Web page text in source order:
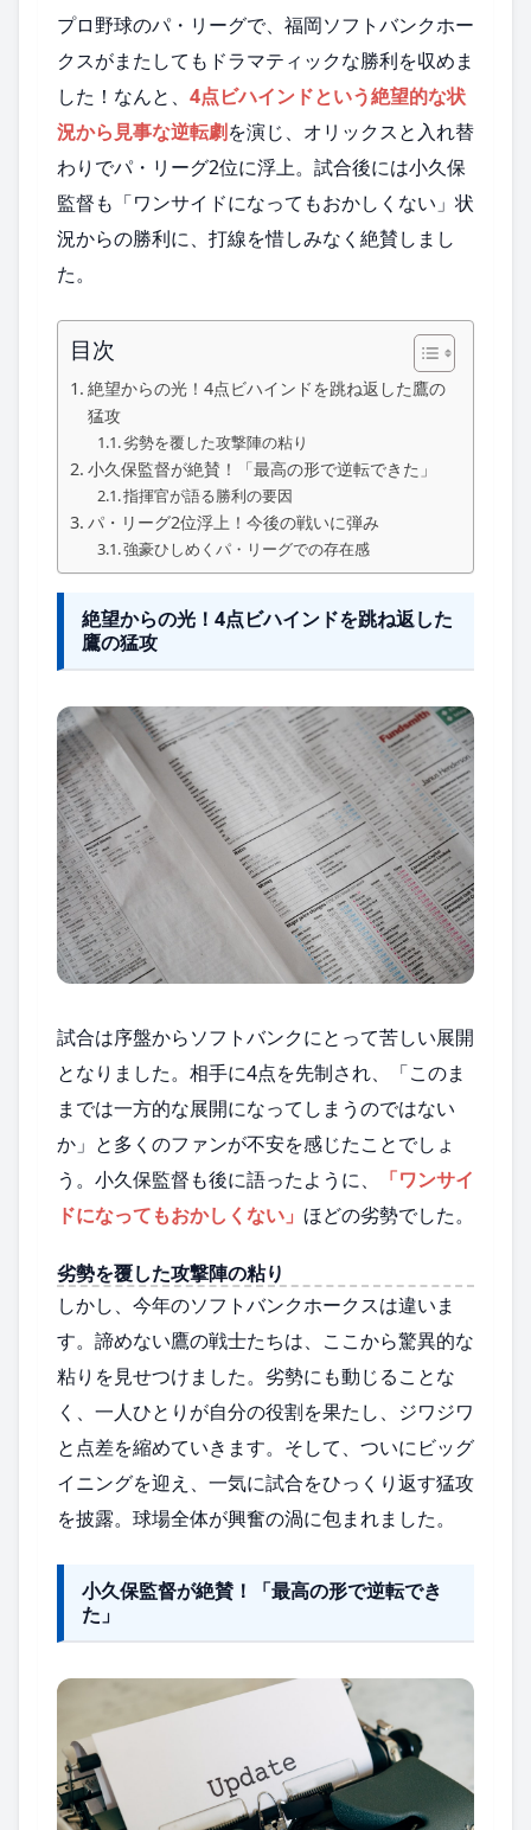
プロ野球のパ・リーグで、福岡ソフトバンクホー
クスがまたしてもドラマティックな勝利を収めま
した！なんと、 4点ビハインドという絶望的な状
況から見事な逆転劇を演じ、オリックスと入れ替
わりでパ・リーグ2位に浮上。試合後には小久保
監督も「ワンサイドになってもおかしくない」状
況からの勝利に、打線を惜しみなく絶賛しまし
た。
目次
絶望からの光！4点ビハインドを跳ね返した鷹の
猛攻
劣勢を覆した攻撃陣の粘り
小久保監督が絶賛！「最高の形で逆転できた」
指揮官が語る勝利の要因
パ・リーグ2位浮上！今後の戦いに弾み
強豪ひしめくパ・リーグでの存在感
絶望からの光！4点ビハインドを跳ね返した
鷹の猛攻
試合は序盤からソフトバンクにとって苦しい展開
となりました。相手に4点を先制され、「このま
までは一方的な展開になってしまうのではない
か」と多くのファンが不安を感じたことでしょ
う。小久保監督も後に語ったように、
「ワンサイ
ドになってもおかしくない」 ほどの劣勢でした。
劣勢を覆した攻撃陣の粘り
しかし、今年のソフトバンクホークスは違いま
す。諦めない鷹の戦士たちは、ここから驚異的な
粘りを見せつけました。劣勢にも動じることな
く、一人ひとりが自分の役割を果たし、ジワジワ
と点差を縮めていきます。そして、ついにビッグ
イニングを迎え、一気に試合をひっくり返す猛攻
を披露。球場全体が興奮の渦に包まれました。
小久保監督が絶賛！「最高の形で逆転でき
た」